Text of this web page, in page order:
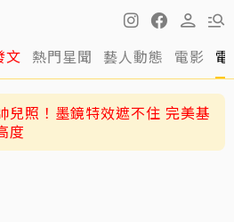
文 熱門星聞 藝人動態 電影
兒照！墨鏡特效遮不住 完美基
度